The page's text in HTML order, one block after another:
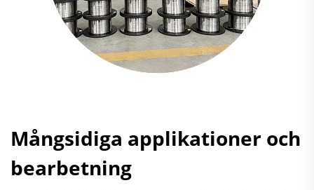
Mångsidiga applikationer och
bearbetning